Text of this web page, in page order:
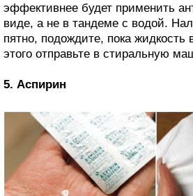
эффективнее будет применить
виде, а не в тандеме с водой.
пятно, подождите, пока жидкость
этого отправьте в стиральную
5. Аспирин